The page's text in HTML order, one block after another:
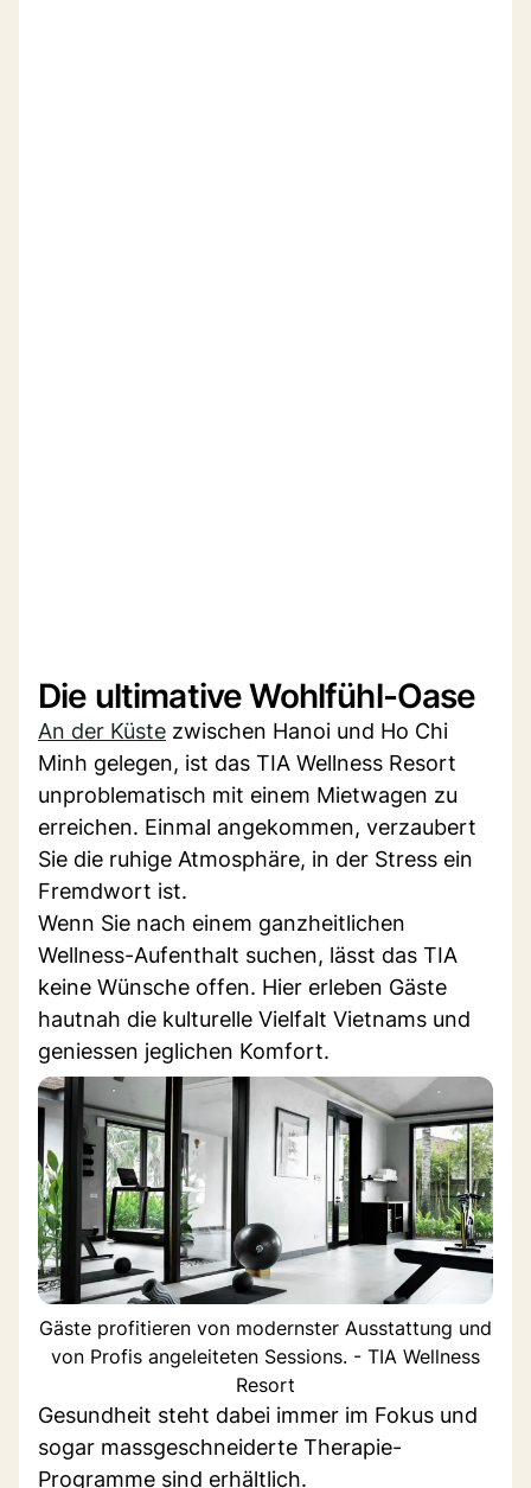
Die ultimative Wohlfühl-Oase
An der Küste zwischen Hanoi und Ho Chi
Minh gelegen, ist das TIA Wellness Resort
unproblematisch mit einem Mietwagen zu
erreichen. Einmal angekommen, verzaubert
Sie die ruhige Atmosphäre, in der Stress ein
Fremdwort ist.
Wenn Sie nach einem ganzheitlichen
Wellness-Aufenthalt suchen, lässt das TIA
keine Wünsche offen. Hier erleben Gäste
hautnah die kulturelle Vielfalt Vietnams und
geniessen jeglichen Komfort.
Gäste profitieren von modernster Ausstattung und
von Profis angeleiteten Sessions. - TIA Wellness
Resort
Gesundheit steht dabei immer im Fokus und
sogar massgeschneiderte Therapie-
Programme sind erhältlich.